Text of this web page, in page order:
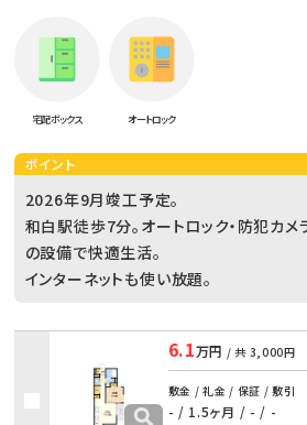
宅配ボックス オートロック
ポイント
2026年9月竣工予定。
和白駅徒歩7分。オートロック・防犯カメ
の設備で快適生活。
インターネットも使い放題。
6.1万円 / 共 3,000円
敷金 / 礼金 / 保証 / 敷引
- / 1.5ヶ月 / - / -